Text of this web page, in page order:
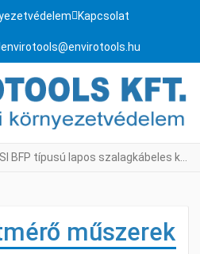
Kapcsolat
envirotools@envirotools.hu
BFP típusú lapos szalagkábeles kézi vízszintmérő
műszerek